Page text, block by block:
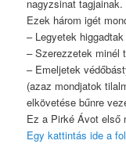
nagyzsinat tagjainak.
Ezek három igét
– Legyetek
– Szerezzetek minél
– Emeljetek
(azaz mondjatok
elkövetése bűnre
Ez a Pirké Ávot első
Egy kattintás ide a